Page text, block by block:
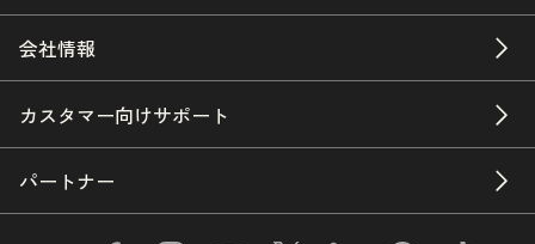
会社情報
カスタマー向けサポート
パートナー